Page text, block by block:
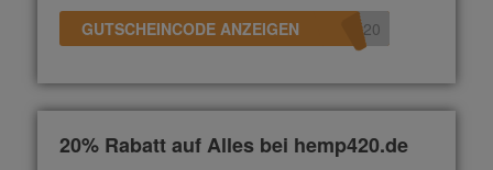
GUTSCHEINCODE ANZEIGEN n20
20% Rabatt auf Alles bei hemp420.de